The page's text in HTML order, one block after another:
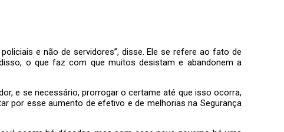
e não de servidores”, disse. Ele se refere ao fato de
o que faz com que muitos desistam e abandonem a
e se necessário, prorrogar o certame até que isso ocorra,
por esse aumento de efetivo e de melhorias na Segurança